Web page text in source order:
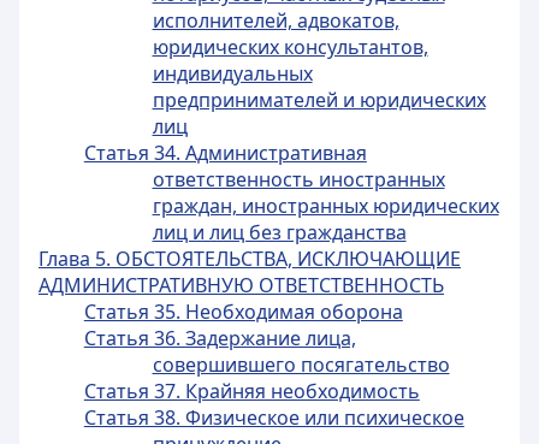
исполнителей, адвокатов,
юридических консультантов,
индивидуальных
предпринимателей и юридических
лиц
Статья 34. Административная
ответственность иностранных
граждан, иностранных юридических
лиц и лиц без гражданства
Глава 5. ОБСТОЯТЕЛЬСТВА, ИСКЛЮЧАЮЩИЕ
АДМИНИСТРАТИВНУЮ ОТВЕТСТВЕННОСТЬ
Статья 35. Необходимая оборона
Статья 36. Задержание лица,
совершившего посягательство
Статья 37. Крайняя необходимость
Статья 38. Физическое или психическое